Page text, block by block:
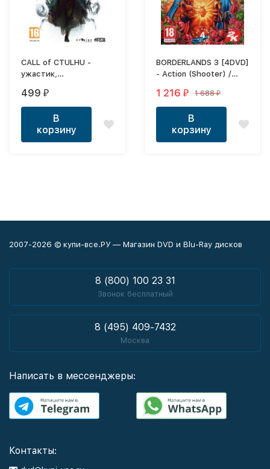
CALL of CTULHU -
ужастик,
триллер в лучших
традициях
произведений
Лафкрафта
499 ₽
В
корзину
BORDERLANDS 3 [4DVD]
- Action (Shooter) /
1 216 ₽ 1 688₽
В
корзину
2007-2026 © купи-все.РУ — Магазин DVD и Blu-Ray дисков
8 (800) 100 23 31
Звонок бесплатный
8 (495) 409-7432
Москва
Написать в мессенджеры:
Контакты: